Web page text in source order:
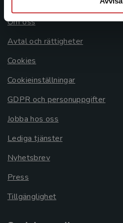
Om oss
Avtal och rättigheter
Cookies
Cookieinställningar
GDPR och personuppgifter
Jobba hos oss
Lediga tjänster
Nyhetsbrev
Press
Tillgänglighet